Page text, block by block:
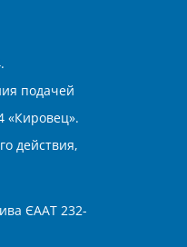
подачей
«Кировец».
действия,
ЄААТ 232-